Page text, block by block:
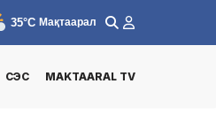
35°C Мақтаарал
СЭС MAKTAARAL TV